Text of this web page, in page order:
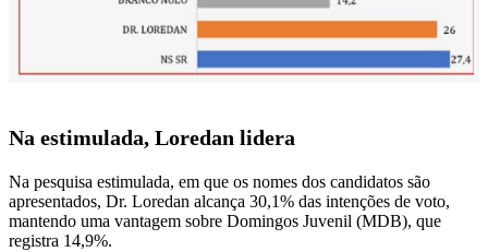
Na estimulada, Loredan lidera
Na pesquisa estimulada, em que os nomes dos candidatos são
apresentados, Dr. Loredan alcança 30,1% das intenções de voto,
mantendo uma vantagem sobre Domingos Juvenil (MDB), que
registra 14,9%.